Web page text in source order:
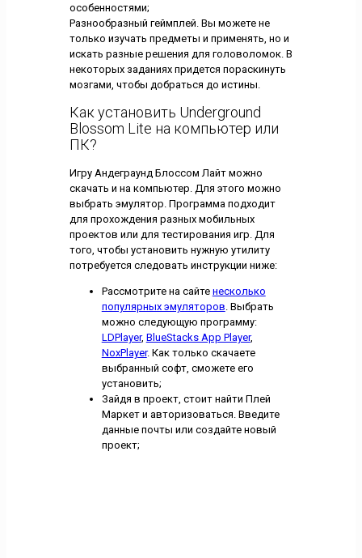
особенностями;
Разнообразный геймплей. Вы можете не
только изучать предметы и применять, но и
искать разные решения для головоломок. В
некоторых заданиях придется пораскинуть
мозгами, чтобы добраться до истины.
Как установить Underground
Blossom Lite на компьютер или
ПК?
Игру Андеграунд Блоссом Лайт можно
скачать и на компьютер. Для этого можно
выбрать эмулятор. Программа подходит
для прохождения разных мобильных
проектов или для тестирования игр. Для
того, чтобы установить нужную утилиту
потребуется следовать инструкции ниже:
Рассмотрите на сайте несколько
популярных эмуляторов . Выбрать
можно следующую программу:
LDPlayer, BlueStacks App Player,
NoxPlayer. Как только скачаете
выбранный софт, сможете его
установить;
Зайдя в проект, стоит найти Плей
Маркет и авторизоваться. Введите
данные почты или создайте новый
проект;